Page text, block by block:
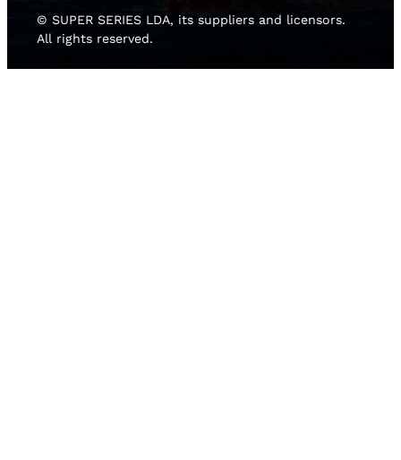
© SUPER SERIES LDA, its suppliers and licensors.
All rights reserved.